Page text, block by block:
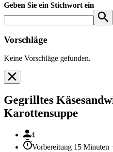
Geben Sie ein Stichwort ein
Vorschläge
Keine Vorschläge gefunden.
Gegrilltes
Karottensuppe
4
Vorbereitung 15 Minuten